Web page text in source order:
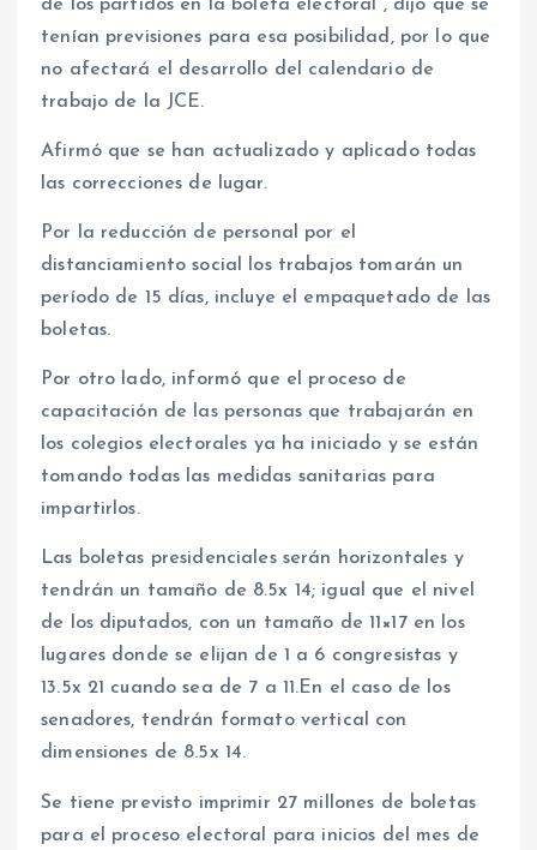
de los partidos en la boleta electoral , dijo que se
tenían previsiones para esa posibilidad, por lo que
no afectará el desarrollo del calendario de
trabajo de la JCE.
Afirmó que se han actualizado y aplicado todas
las correcciones de lugar.
Por la reducción de personal por el
distanciamiento social los trabajos tomarán un
período de 15 días, incluye el empaquetado de las
boletas.
Por otro lado, informó que el proceso de
capacitación de las personas que trabajarán en
los colegios electorales ya ha iniciado y se están
tomando todas las medidas sanitarias para
impartirlos.
Las boletas presidenciales serán horizontales y
tendrán un tamaño de 8.5x 14; igual que el nivel
de los diputados, con un tamaño de 11×17 en los
lugares donde se elijan de 1 a 6 congresistas y
13.5x 21 cuando sea de 7 a 11.En el caso de los
senadores, tendrán formato vertical con
dimensiones de 8.5x 14.
Se tiene previsto imprimir 27 millones de boletas
para el proceso electoral para inicios del mes de